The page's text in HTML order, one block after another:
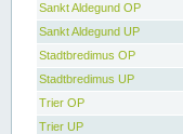
Sankt Aldegund OP
Sankt Aldegund UP
Stadtbredimus OP
Stadtbredimus UP
Trier OP
Trier UP